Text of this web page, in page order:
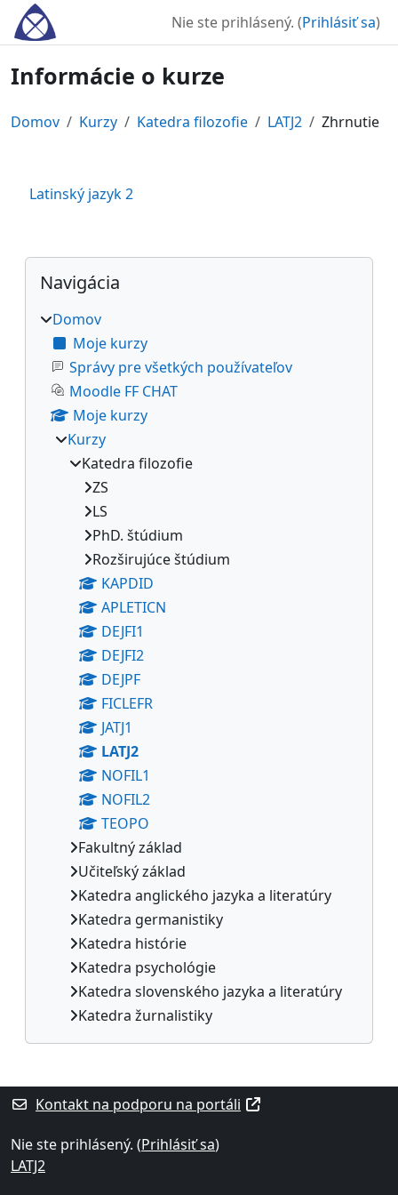
Preskočiť na hlavný obsah
Nie ste prihlásený. (Prihlásiť sa)
Informácie o kurze
Domov Kurzy Katedra filozofie LATJ2 Zhrnutie
Latinský jazyk 2
Bloky
Preskočiť Navigácia
Navigácia
Domov
Moje kurzy
Správy pre všetkých používateľov
Moodle FF CHAT
Moje kurzy
Kurzy
Katedra filozofie
ZS
LS
PhD. štúdium
Rozširujúce štúdium
KAPDID
APLETICN
DEJFI1
DEJFI2
DEJPF
FICLEFR
JATJ1
LATJ2
NOFIL1
NOFIL2
TEOPO
Fakultný základ
Učiteľský základ
Katedra anglického jazyka a literatúry
Katedra germanistiky
Katedra histórie
Katedra psychológie
Katedra slovenského jazyka a literatúry
Katedra žurnalistiky
Dodatočné bloky
Kontakt na podporu na portáli
Nie ste prihlásený. (Prihlásiť sa)
LATJ2